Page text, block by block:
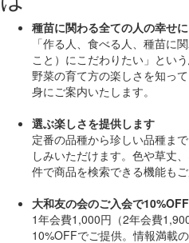
種苗に関わる全ての人の幸せ
「作る人、食べる人、種苗に
こと）にこだわりたい」 とい
野菜の育て方の楽しさを知っ
身にご案内いたします。
選ぶ楽しさを提供します
定番の品種から珍しい品種ま
しみいただけます。色や草丈
件で商品を検索できる機能もご
大和友の会のご入会で10%OFF
1年会費1,000円（2年会費
10%OFFでご提供。情報満載